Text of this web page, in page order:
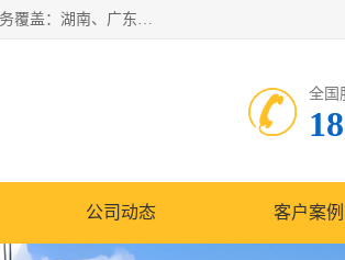
湖南业峻强夯基础工程有限公司是一家专业从事湖南强夯基础工程、强夯机租赁，地基处理的施工单位。业务覆盖：湖南、广东，江西等地。可承接1000KN.m-25000KN.m强夯（置换）工程。公司创始人是国内较早期从事强夯施工的建设者，经过多年的一步一个脚印的发展，在行业内具有较高的度和良好的口碑。
全国
公司动态 客户案例